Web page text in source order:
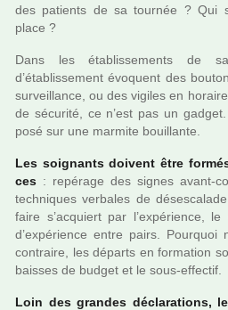
des patients de sa tour­née ? Qui
place ?
Dans les établissements de
d’établissement évoquent des
sur­veillance, ou des vigi­les en
de sécu­rité, ce n’est pas un
posé sur une mar­mite bouillante.
Les soi­gnants doi­vent être
ces : repé­rage des signes avant-
tech­ni­ques ver­ba­les de
faire s’acquiert par l’expé­rience,
d’expé­rience entre pairs.
contraire, les départs en for­ma­tion
bais­ses de budget et le sous-effec­tif.
Loin des gran­des décla­ra­tions,